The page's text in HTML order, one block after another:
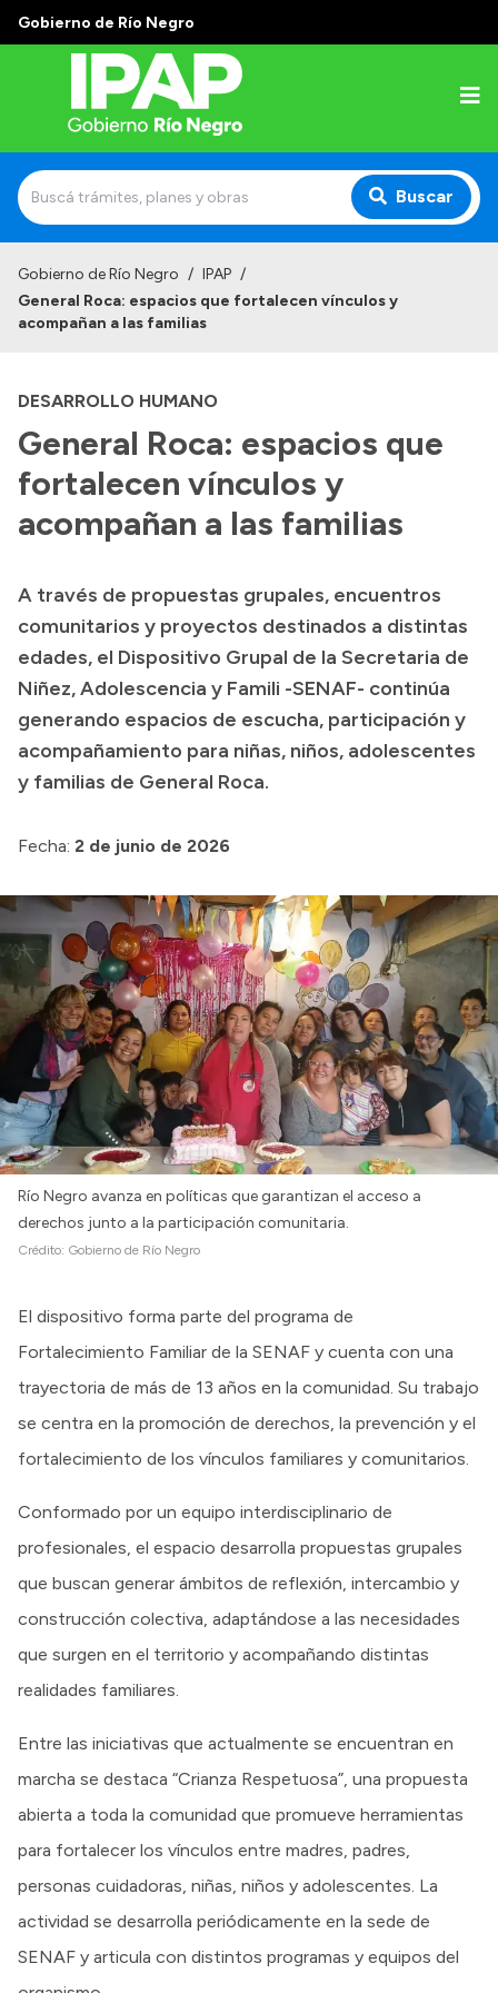
Gobierno de Río Negro
Buscar
Institucional
Autoridades
Alumnos
Docentes y Capacitadores
Normativa
Accesos directos
SIU GUARANÍ
SECUNDARIO
TECNICATURAS
CAPACITACIONES
Gobierno de Río Negro / IPAP /
General Roca: espacios que fortalecen vínculos y
acompañan a las familias
DESARROLLO HUMANO
General Roca: espacios que
fortalecen vínculos y
acompañan a las familias
A través de propuestas grupales, encuentros
comunitarios y proyectos destinados a distintas
edades, el Dispositivo Grupal de la Secretaria de
Niñez, Adolescencia y Famili -SENAF- continúa
generando espacios de escucha, participación y
acompañamiento para niñas, niños, adolescentes
y familias de General Roca.
Fecha: 2 de junio de 2026
Río Negro avanza en políticas que garantizan el acceso a
derechos junto a la participación comunitaria.
Crédito: Gobierno de Río Negro
El dispositivo forma parte del programa de
Fortalecimiento Familiar de la SENAF y cuenta con una
trayectoria de más de 13 años en la comunidad. Su trabajo
se centra en la promoción de derechos, la prevención y el
fortalecimiento de los vínculos familiares y comunitarios.
Conformado por un equipo interdisciplinario de
profesionales, el espacio desarrolla propuestas grupales
que buscan generar ámbitos de reflexión, intercambio y
construcción colectiva, adaptándose a las necesidades
que surgen en el territorio y acompañando distintas
realidades familiares.
Entre las iniciativas que actualmente se encuentran en
marcha se destaca “Crianza Respetuosa”, una propuesta
abierta a toda la comunidad que promueve herramientas
para fortalecer los vínculos entre madres, padres,
personas cuidadoras, niñas, niños y adolescentes. La
actividad se desarrolla periódicamente en la sede de
SENAF y articula con distintos programas y equipos del